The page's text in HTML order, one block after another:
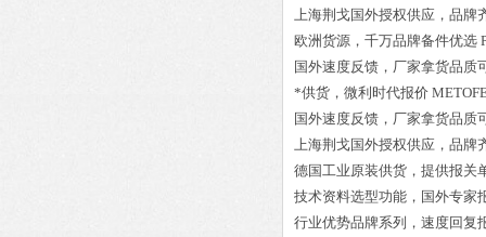
上海荆戈国外授权供应，品牌
欧洲货源，千万品牌备件优选
国外速度反馈，厂家拿货品质
*供货，微利时代报价
国外速度反馈，厂家拿货品质
上海荆戈国外授权供应，品牌
德国工业原装供货，提供报关
技术资料选型功能，国外专家
行业优势品牌系列，速度回复